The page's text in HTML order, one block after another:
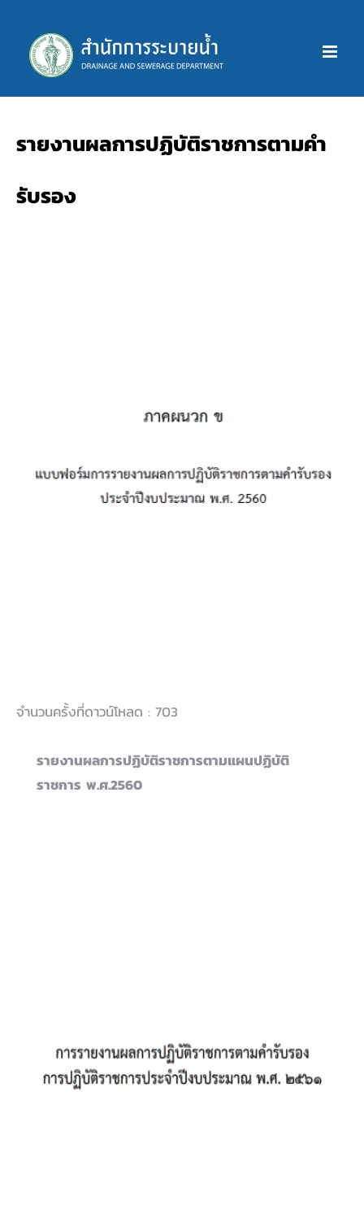
content
รายงานผลการปฏิบัติราชการตามคำ
รับรอง
รายงานผลการปฏิบัติราชการตามแผน
ปฏิบัติราชการ พ.ศ.2560
จำนวนครั้งที่ดาวน์โหลด : 703
รายงานผลการปฏิบัติราชการตามแผนปฏิบัติ
ราชการ พ.ศ.2560
รายงานผลการปฏิบัติราชการตามแผน